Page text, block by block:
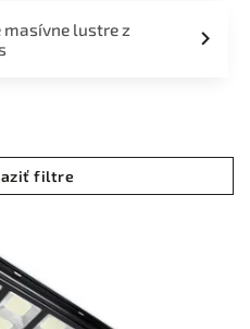
masívne lustre z